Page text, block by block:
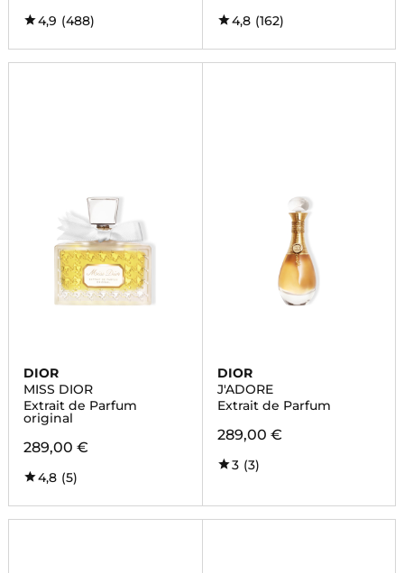
4,9 (488) 4,8 (162)
DIOR
MISS DIOR
Extrait de Parfum
original
289,00 €
4,8 (5)
DIOR
J'ADORE
Extrait de Parfum
289,00 €
3 (3)